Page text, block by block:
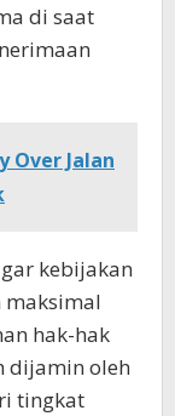
di saat
Over Jalan
kebijakan
maksimal
hak-hak
dijamin oleh
tingkat